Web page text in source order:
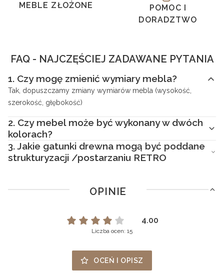
MEBLE ZŁOŻONE
POMOC I
DORADZTWO
FAQ - NAJCZĘŚCIEJ ZADAWANE PYTANIA
1. Czy mogę zmienić wymiary mebla?
Tak, dopuszczamy zmiany wymiarów mebla (wysokość,
szerokość, głębokość)
2. Czy mebel może być wykonany w dwóch
kolorach?
3.Jakie gatunki drewna mogą być poddane
strukturyzacji /postarzaniu RETRO
OPINIE
4.00
Liczba ocen: 15
OCEŃ I OPISZ